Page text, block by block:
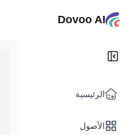
Dovoo AI
الرئيسية
الأصول